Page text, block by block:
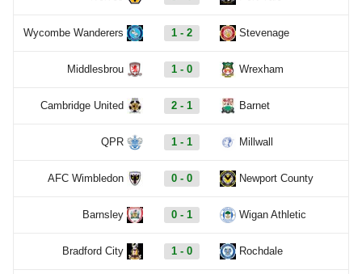
Wycombe Wanderers 1 - 2 Stevenage
Middlesbrou 1 - 0 Wrexham
Cambridge United 2 - 1 Barnet
QPR 1 - 1 Millwall
AFC Wimbledon 0 - 0 Newport County
Barnsley 0 - 1 Wigan Athletic
Bradford City 1 - 0 Rochdale